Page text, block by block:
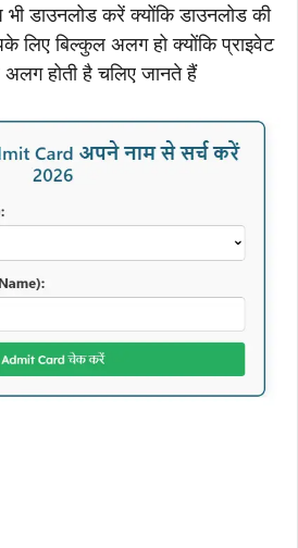
डाउनलोड करें क्योंकि डाउनलोड की
लिए बिल्कुल अलग हो क्योंकि प्राइवेट
होती है चलिए जानते हैं